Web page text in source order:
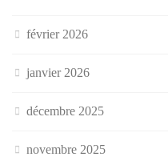
février 2026
janvier 2026
décembre 2025
novembre 2025